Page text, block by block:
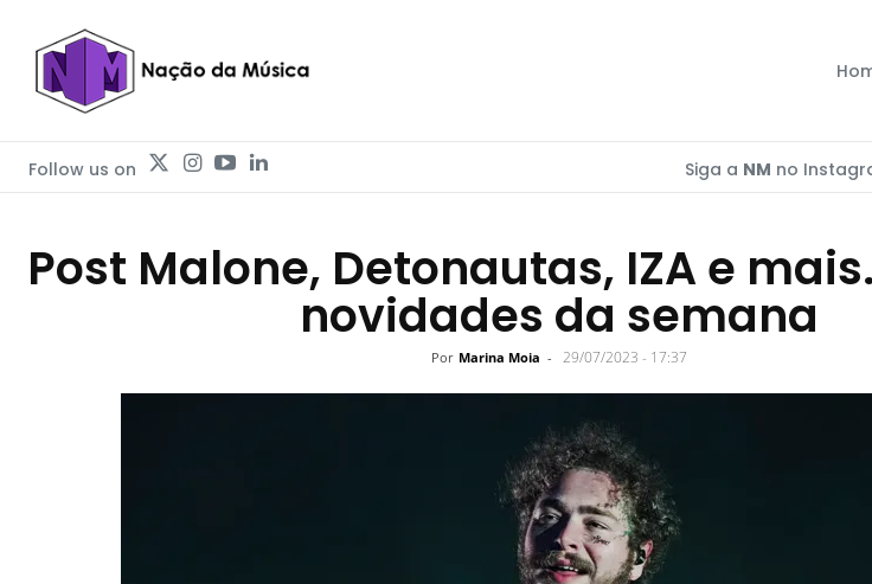
Follow us on Siga a NM no
Post Malone, Detonautas, IZA e
novidades da semana
Por Marina Moia - 29/07/2023 - 17:37